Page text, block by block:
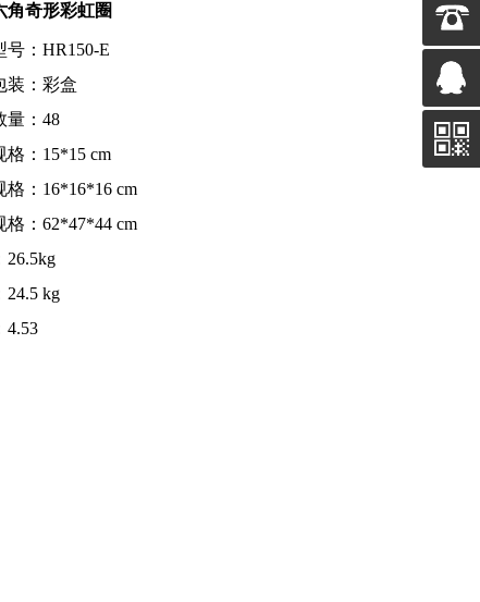
角奇形彩虹圈
号：HR150-E
装：彩盒
量：48
格：15*15 cm
格：16*16*16 cm
格：62*47*44 cm
26.5kg
24.5 kg
4.53